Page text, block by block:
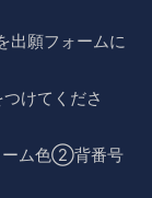
出願フォームに
けてくださ
ーム色②背番号